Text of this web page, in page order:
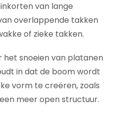
van lange
overlappende takken
of zieke takken.
het snoeien van platanen
in dat de boom wordt
vorm te creëren, zoals
meer open structuur.